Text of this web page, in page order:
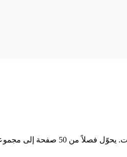
مركّزة في 30 ثانية.